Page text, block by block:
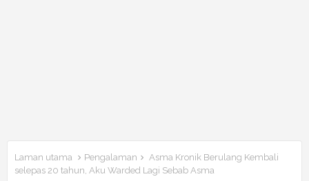
Laman utama Pengalaman
Asma Kronik Berulang Kembali
selepas 20 tahun, Aku Warded Lagi Sebab Asma